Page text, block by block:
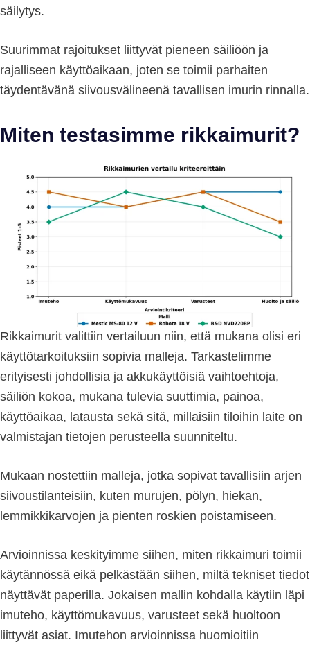
säilytys.
Suurimmat rajoitukset liittyvät pieneen säiliöön ja
rajalliseen käyttöaikaan, joten se toimii parhaiten
täydentävänä siivousvälineenä tavallisen imurin rinnalla.
Miten testasimme rikkaimurit?
Rikkaimurit valittiin vertailuun niin, että mukana olisi eri
käyttötarkoituksiin sopivia malleja. Tarkastelimme
erityisesti johdollisia ja akkukäyttöisiä vaihtoehtoja,
säiliön kokoa, mukana tulevia suuttimia, painoa,
käyttöaikaa, latausta sekä sitä, millaisiin tiloihin laite on
valmistajan tietojen perusteella suunniteltu.
Mukaan nostettiin malleja, jotka sopivat tavallisiin arjen
siivoustilanteisiin, kuten murujen, pölyn, hiekan,
lemmikkikarvojen ja pienten roskien poistamiseen.
Arvioinnissa keskityimme siihen, miten rikkaimuri toimii
käytännössä eikä pelkästään siihen, miltä tekniset tiedot
näyttävät paperilla. Jokaisen mallin kohdalla käytiin läpi
imuteho, käyttömukavuus, varusteet sekä huoltoon
liittyvät asiat. Imutehon arvioinnissa huomioitiin